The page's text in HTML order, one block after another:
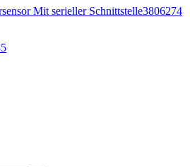
Mit serieller Schnittstelle3806274